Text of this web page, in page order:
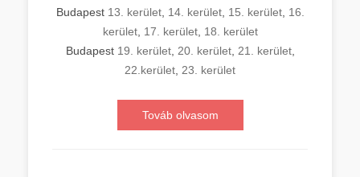
Budapest 13. kerület, 14. kerület, 15. kerület, 16.
kerület, 17. kerület, 18. kerület
Budapest 19. kerület, 20. kerület, 21. kerület,
22.kerület 23. kerület
Továb olvasom